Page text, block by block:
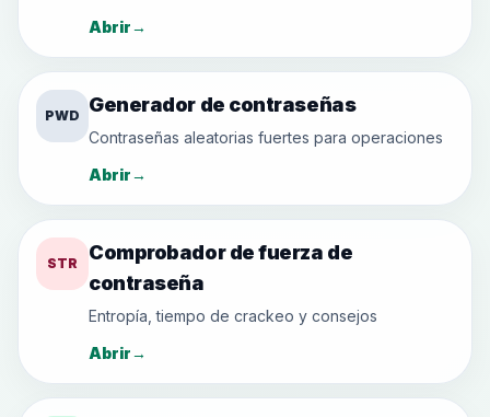
Abrir→
PWD Generador de contraseñas
Contraseñas aleatorias fuertes para operaciones
Abrir→
STR
Comprobador de fuerza de
contraseña
Entropía, tiempo de crackeo y consejos
Abrir→